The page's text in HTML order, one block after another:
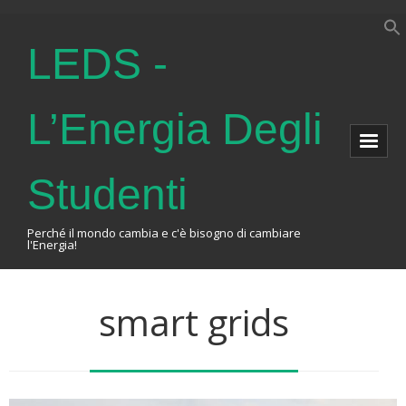
LEDS -
L’Energia Degli
Studenti
Perché il mondo cambia e c'è bisogno di cambiare
l'Energia!
The Association
smart grids